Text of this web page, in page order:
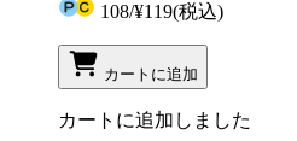
108/¥119(税込)
カートに追加
カートに追加しました